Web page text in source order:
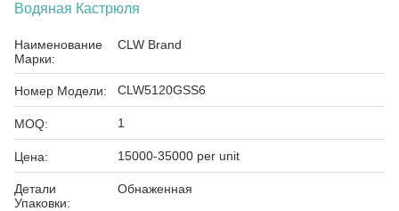
Водяная Кастрюля
Наименование
Марки:
CLW Brand
Номер Модели: CLW5120GSS6
MOQ: 1
Цена: 15000-35000 per unit
Детали
Упаковки:
Обнаженная